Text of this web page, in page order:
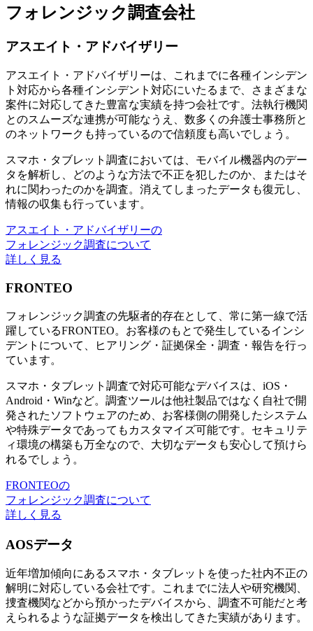
フォレンジック調査会社
アスエイト・アドバイザリー
アスエイト・アドバイザリーは、これまでに各種インシデン
ト対応から各種インシデント対応にいたるまで、さまざまな
案件に対応してきた豊富な実績を持つ会社です。法執行機関
とのスムーズな連携が可能なうえ、数多くの弁護士事務所と
のネットワークも持っているので信頼度も高いでしょう。
スマホ・タブレット調査においては、モバイル機器内のデー
タを解析し、どのような方法で不正を犯したのか、またはそ
れに関わったのかを調査。消えてしまったデータも復元し、
情報の収集も行っています。
アスエイト・アドバイザリーの
フォレンジック調査について
詳しく見る
FRONTEO
フォレンジック調査の先駆者的存在として、常に第一線で活
躍しているFRONTEO。お客様のもとで発生しているインシ
デントについて、ヒアリング・証拠保全・調査・報告を行っ
ています。
スマホ・タブレット調査で対応可能なデバイスは、iOS・
Android・Winなど。調査ツールは他社製品ではなく自社で開
発されたソフトウェアのため、お客様側の開発したシステム
や特殊データであってもカスタマイズ可能です。セキュリテ
ィ環境の構築も万全なので、大切なデータも安心して預けら
れるでしょう。
FRONTEOの
フォレンジック調査について
詳しく見る
AOSデータ
近年増加傾向にあるスマホ・タブレットを使った社内不正の
解明に対応している会社です。これまでに法人や研究機関、
捜査機関などから預かったデバイスから、調査不可能だと考
えられるような証拠データを検出してきた実績があります。